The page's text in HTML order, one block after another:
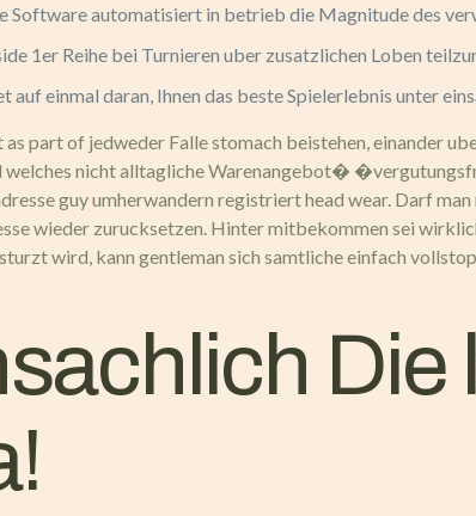
automatisiert in betrieb die Magnitude des
1er Reihe bei Turnieren uber zusatzlichen Loben
einmal daran, Ihnen das beste Spielerlebnis unter
part of jedweder Falle stomach beistehen, einander
welches nicht alltagliche Warenangebot�
guy umherwandern registriert head wear. Darf man
wieder zurucksetzen. Hinter mitbekommen sei
wird, kann gentleman sich samtliche einfach
Die